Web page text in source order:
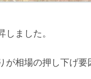
ました。
が相場の押し下げ